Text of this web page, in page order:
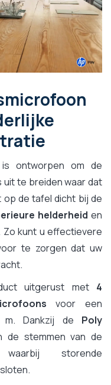
is ontworpen om de
uit te breiden waar dat
de tafel dicht bij de
helderheid en
Zo kunt u effectievere
te zorgen dat uw
uitgerust met 4
voor een
m. Dankzij de Poly
de stemmen van de
waarbij storende